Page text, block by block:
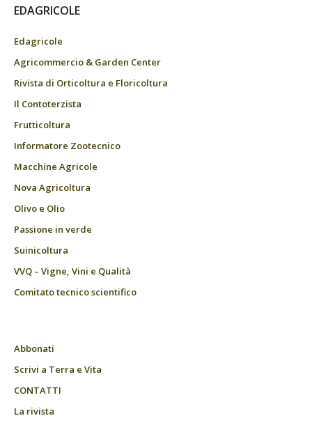
EDAGRICOLE
Edagricole
Agricommercio & Garden Center
Rivista di Orticoltura e Floricoltura
Il Contoterzista
Frutticoltura
Informatore Zootecnico
Macchine Agricole
Nova Agricoltura
Olivo e Olio
Passione in verde
Suinicoltura
VVQ – Vigne, Vini e Qualità
Comitato tecnico scientifico
Abbonati
Scrivi a Terra e Vita
CONTATTI
La rivista